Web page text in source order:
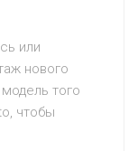
или
нового
того
чтобы